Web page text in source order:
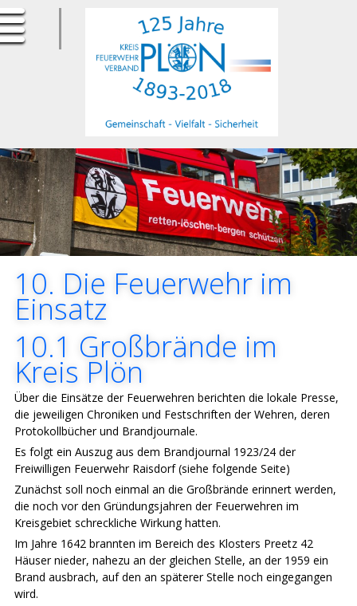
ErfurtApotheke.com
10. Die Feuerwehr im
Einsatz
10.1 Großbrände im
Kreis Plön
Über die Einsätze der Feuerwehren berichten die lokale Presse,
die jeweiligen Chroniken und Festschriften der Wehren, deren
Protokollbücher und Brandjournale.
Es folgt ein Auszug aus dem Brandjournal 1923/24 der
Freiwilligen Feuerwehr Raisdorf (siehe folgende Seite)
Zunächst soll noch einmal an die Großbrände erinnert werden,
die noch vor den Gründungsjahren der Feuerwehren im
Kreisgebiet schreckliche Wirkung hatten.
Im Jahre 1642 brannten im Bereich des Klosters Preetz 42
Häuser nieder, nahezu an der gleichen Stelle, an der 1959 ein
Brand ausbrach, auf den an späterer Stelle noch eingegangen
wird.